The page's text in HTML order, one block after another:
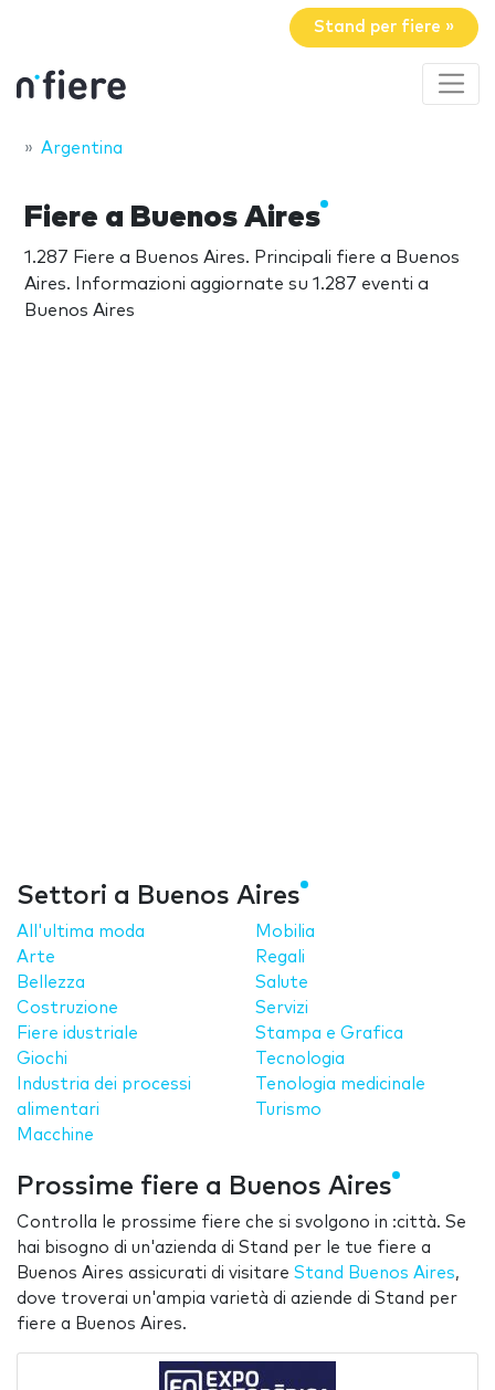
Stand per fiere »
Argentina
Fiere a Buenos Aires
1.287 Fiere a Buenos Aires. Principali fiere a Buenos
Aires. Informazioni aggiornate su 1.287 eventi a
Buenos Aires
Settori a Buenos Aires
All'ultima moda
Arte
Bellezza
Costruzione
Fiere idustriale
Giochi
Industria dei processi
alimentari
Macchine
Mobilia
Regali
Salute
Servizi
Stampa e Grafica
Tecnologia
Tenologia medicinale
Turismo
Prossime fiere a Buenos Aires
Controlla le prossime fiere che si svolgono in :città. Se
hai bisogno di un'azienda di Stand per le tue fiere a
Buenos Aires assicurati di visitare Stand Buenos Aires,
dove troverai un'ampia varietà di aziende di Stand per
fiere a Buenos Aires.